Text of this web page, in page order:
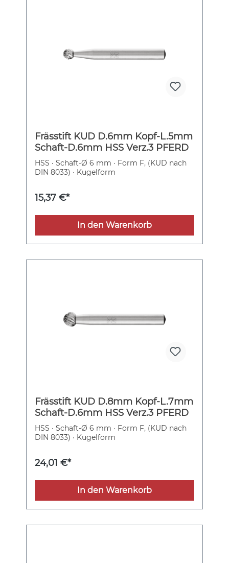
Frässtift KUD D.6mm Kopf-L.5mm
Schaft-D.6mm HSS Verz.3 PFERD
HSS · Schaft-Ø 6 mm · Form F, (KUD nach
DIN 8033) · Kugelform
15,37 €*
In den Warenkorb
Frässtift KUD D.8mm Kopf-L.7mm
Schaft-D.6mm HSS Verz.3 PFERD
HSS · Schaft-Ø 6 mm · Form F, (KUD nach
DIN 8033) · Kugelform
24,01 €*
In den Warenkorb